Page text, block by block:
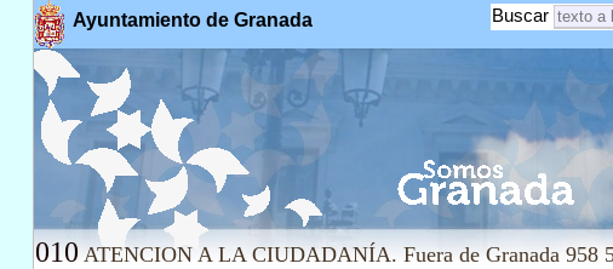
Ayuntamiento de Granada Buscar
010 ATENCION A LA CIUDADANÍA. Fuera de Granada 958